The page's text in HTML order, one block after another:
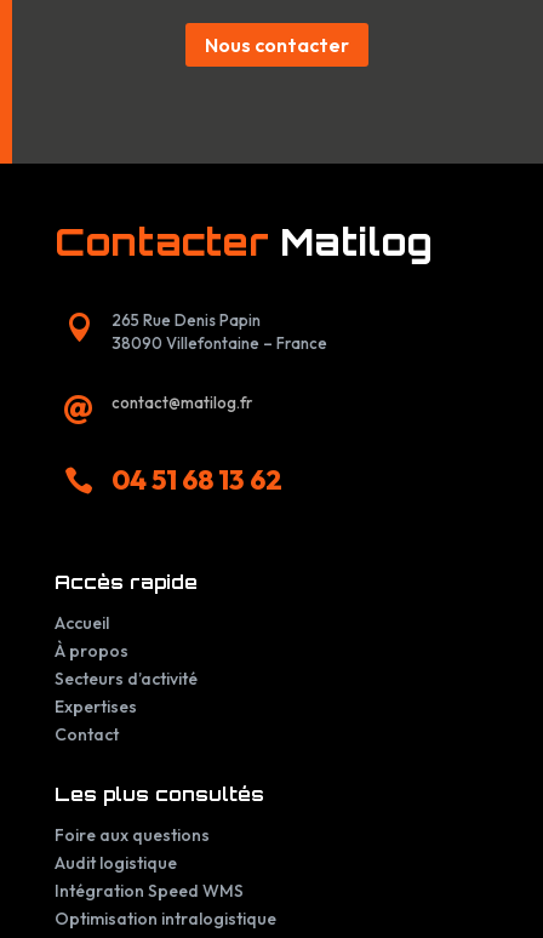
Nous contacter
Contacter Matilog

265 Rue Denis Papin
38090 Villefontaine – France
 contact@matilog.fr
 04 51 68 13 62
Accès rapide
Accueil
À propos
Secteurs d’activité
Expertises
Contact
Les plus consultés
Foire aux questions
Audit logistique
Intégration Speed WMS
Optimisation intralogistique